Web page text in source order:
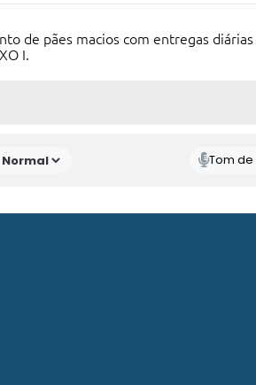
de pães macios com entregas
I.
Tom de